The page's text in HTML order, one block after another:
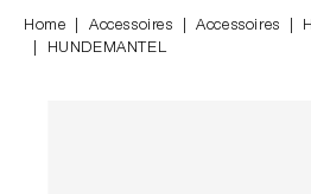
Home Accessoires Accessoires
HUNDEMANTEL